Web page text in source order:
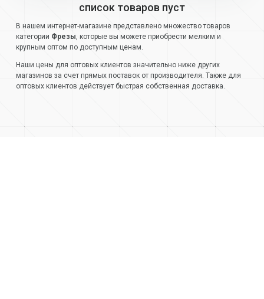
список товаров пуст
В нашем интернет-магазине представлено множество товаров
категории Фрезы , которые вы можете приобрести мелким и
крупным оптом по доступным ценам.
Наши цены для оптовых клиентов значительно ниже других
магазинов за счет прямых поставок от производителя. Также для
оптовых клиентов действует быстрая собственная доставка.